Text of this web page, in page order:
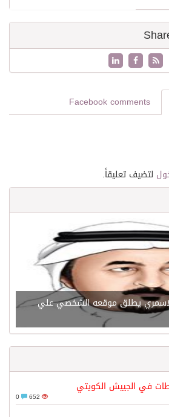
Facebook comments
لتضيف تعليقاً.
يطلق موقعه الشخصي علي
في الجييش الكويتي
652